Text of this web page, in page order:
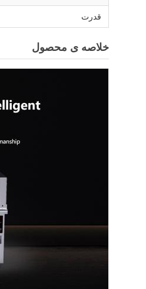
قدرت
خلاصه ی محصول